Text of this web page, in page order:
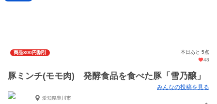
商品300円割引
本日あと 5点
48
豚ミンチ(モモ肉) 発酵食品を食べた豚「雪乃醸」
みんなの投稿を見る
愛知県豊川市